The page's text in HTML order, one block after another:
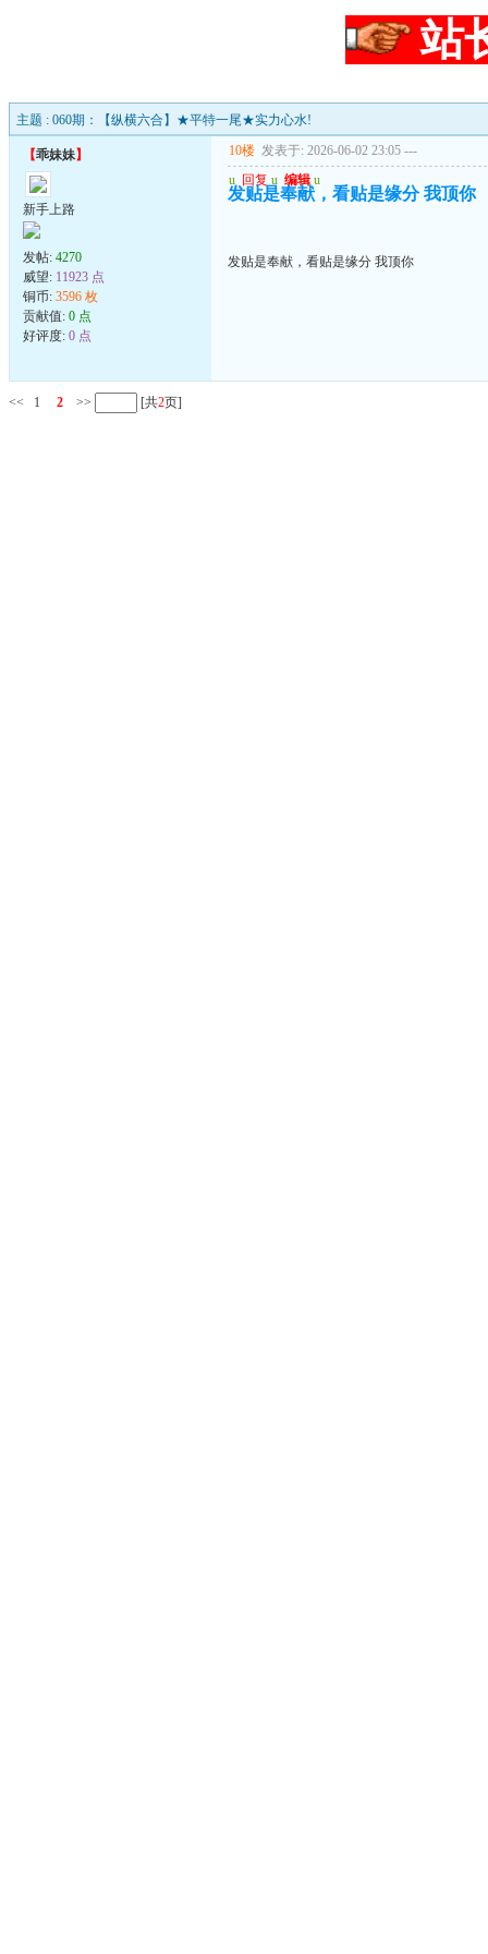
站
主题 : 060期：【纵横六合】★平特一尾★实力心水!
【乖妹妹】
新手上路
发帖: 4270
威望: 11923 点
铜币: 3596 枚
贡献值: 0 点
好评度: 0 点
10楼 发表于: 2026-06-02 23:05 ---
u 回复 u 编辑 u
发贴是奉献，看贴是缘分 我顶你
发贴是奉献，看贴是缘分 我顶你
<< 1 2 >> [共2页]